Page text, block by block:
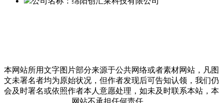
本网站所用文字图片部分来源于公共网络或者素材网站，凡图
文未署名者均为原始状况，但作者发现后可告知认领，我们仍
会及时署名或依照作者本人意愿处理，如未及时联系本站，本
网站不承担任何责任。